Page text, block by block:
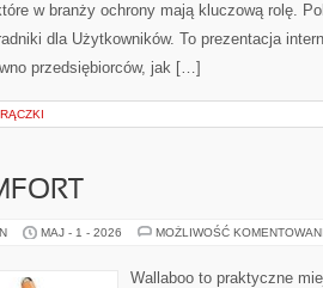
w branży ochrony mają kluczową rolę.
dla Użytkowników. To prezentacja
przedsiębiorców, jak […]
MAJ - 1 - 2026 MOŻLIWOŚĆ
Wallaboo to praktyczne